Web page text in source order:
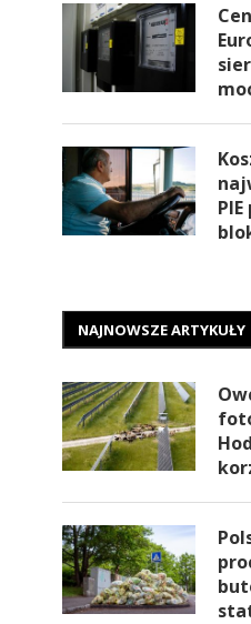
NAJNOWSZE ARTYKUŁY